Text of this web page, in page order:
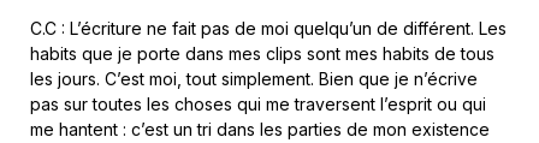
C.C : L’écriture ne fait pas de moi quelqu’un de différent. Les
habits que je porte dans mes clips sont mes habits de tous
les jours. C’est moi, tout simplement. Bien que je n’écrive
pas sur toutes les choses qui me traversent l’esprit ou qui
me hantent : c’est un tri dans les parties de mon existence